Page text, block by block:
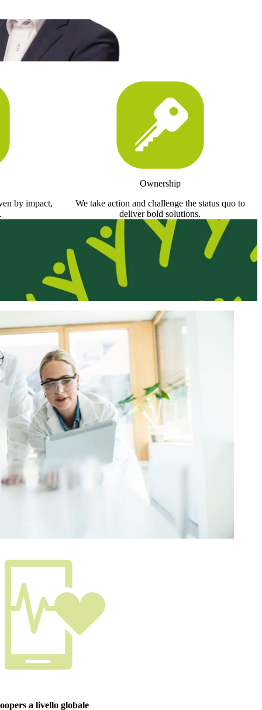
by impact,
Ownership
We take action and challenge the status quo to
deliver bold solutions.
a livello globale